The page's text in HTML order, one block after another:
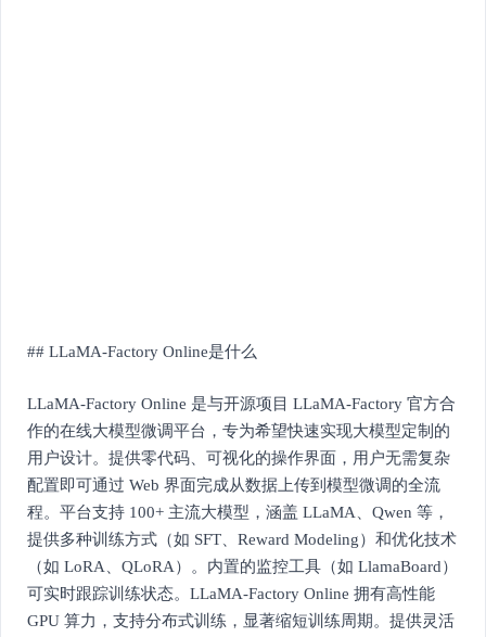
## LLaMA-Factory Online是什么
LLaMA-Factory Online 是与开源项目 LLaMA-Factory 官方合
作的在线大模型微调平台，专为希望快速实现大模型定制的
用户设计。提供零代码、可视化的操作界面，用户无需复杂
配置即可通过 Web 界面完成从数据上传到模型微调的全流
程。平台支持 100+ 主流大模型，涵盖 LLaMA、Qwen 等，
提供多种训练方式（如 SFT、Reward Modeling）和优化技术
（如 LoRA、QLoRA）。内置的监控工具（如 LlamaBoard）
可实时跟踪训练状态。LLaMA-Factory Online 拥有高性能
GPU 算力，支持分布式训练，显著缩短训练周期。提供灵活